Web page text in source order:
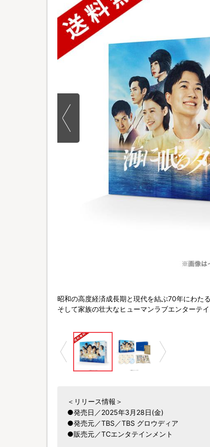
昭和の高度経済成長期と現代を結ぶ70年にわた
そして家族の壮大なヒューマンラブエンターテイ
＜リリース情報＞
●発売日／2025年3月28日(金)
●発売元／TBS／TBS グロウディア
●販売元／TCエンタテインメント